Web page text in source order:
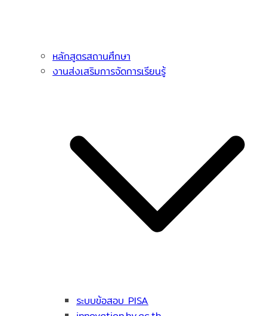
หลักสูตรสถานศึกษา
งานส่งเสริมการจัดการเรียนรู้
ระบบข้อสอบ PISA